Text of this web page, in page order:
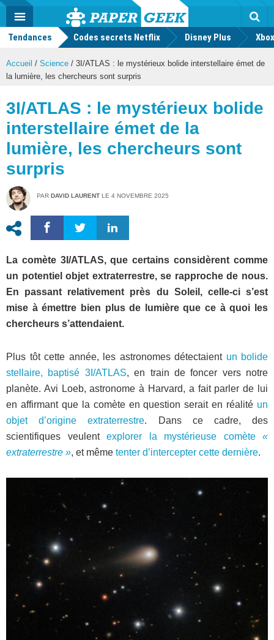
Actu
geek
MENU
Tendances Codes secrets Netflix Disney Plus
Accueil / Science / 3I/ATLAS : le mystérieux bolide interstellaire émet de
la lumière, les chercheurs sont surpris
3I/ATLAS : le mystérieux bolide
interstellaire émet de la
lumière, les chercheurs sont
surpris
PAR DAVID LAURENT LE 4 NOVEMBRE 2025
La comète 3I/ATLAS, que certains considèrent comme
un potentiel objet extraterrestre, se rapproche de nous.
En passant relativement près du Soleil, celle-ci s’est
mise à émettre bien plus de lumière que ce à quoi les
chercheurs s’attendaient.
Plus tôt cette année, les astronomes détectaient un bolide
stellaire, baptisé 3I/ATLAS, en train de foncer vers notre
planète. Avi Loeb, astronome à Harvard, a fait parler de lui
en affirmant que la comète en question serait en réalité un
objet d’origine extraterrestre. Dans ce cadre, des
scientifiques veulent explorer la mystérieuse comète «
extraterrestre », et même tenter d’intercepter cette dernière.
Mode
FacebookTwitter Youtube